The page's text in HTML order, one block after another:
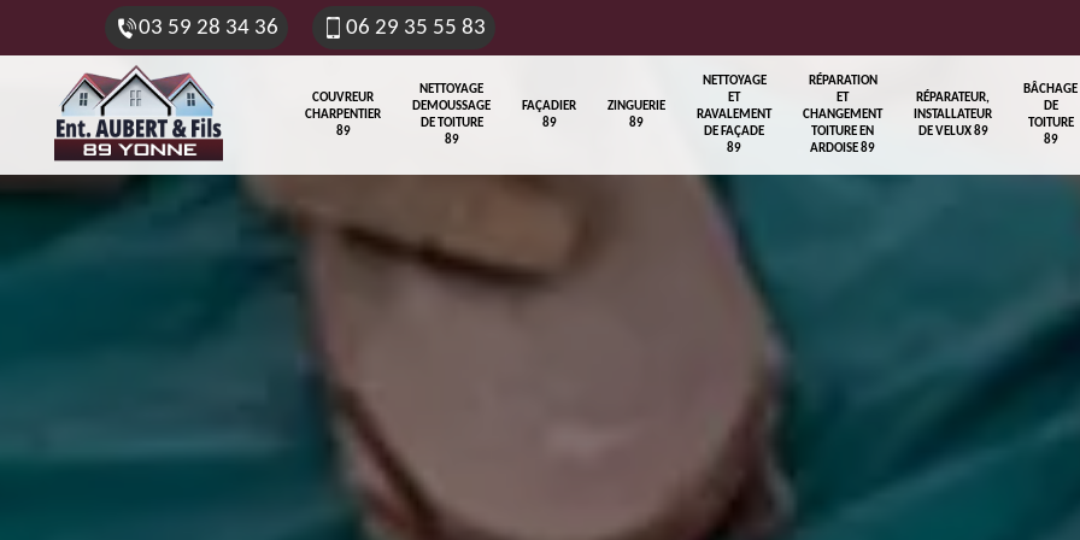
03 59 28 34 36 06 29 35 55 83
COUVREUR
CHARPENTIER
89
NETTOYAGE
DEMOUSSAGE
DE TOITURE
89
FAÇADIER
89
ZINGUERIE
89
NETTOYAGE
ET
RAVALEMENT
DE FAÇADE
89
RÉPARATION
ET
CHANGEMENT
TOITURE EN
ARDOISE 89
RÉPARATEUR,
INSTALLATEUR
DE VELUX 89
BÂCHAGE
DE
TOITURE
89